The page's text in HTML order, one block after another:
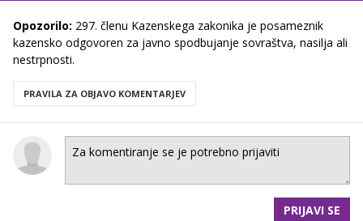
Opozorilo: 297. členu Kazenskega zakonika je posameznik
kazensko odgovoren za javno spodbujanje sovraštva, nasilja ali
nestrpnosti.
PRAVILA ZA OBJAVO KOMENTARJEV
PRIJAVI SE